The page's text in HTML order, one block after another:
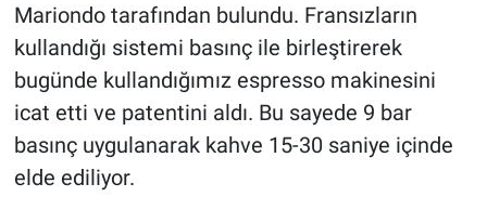
Mariondo tarafından bulundu. Fransızların
kullandığı sistemi basınç ile birleştirerek
bugünde kullandığımız espresso makinesini
icat etti ve patentini aldı. Bu sayede 9 bar
basınç uygulanarak kahve 15-30 saniye içinde
elde ediliyor.